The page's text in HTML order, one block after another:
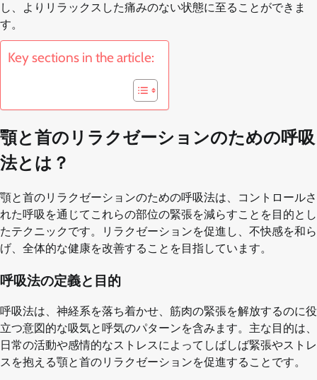
し、よりリラックスした痛みのない状態に至ることができま
す。
Key sections in the article:
顎と首のリラクゼーションのための呼吸
法とは？
顎と首のリラクゼーションのための呼吸法は、コントロールさ
れた呼吸を通じてこれらの部位の緊張を減らすことを目的とし
たテクニックです。リラクゼーションを促進し、不快感を和ら
げ、全体的な健康を改善することを目指しています。
呼吸法の定義と目的
呼吸法は、神経系を落ち着かせ、筋肉の緊張を解放するのに役
立つ意図的な吸気と呼気のパターンを含みます。主な目的は、
日常の活動や感情的なストレスによってしばしば緊張やストレ
スを抱える顎と首のリラクゼーションを促進することです。